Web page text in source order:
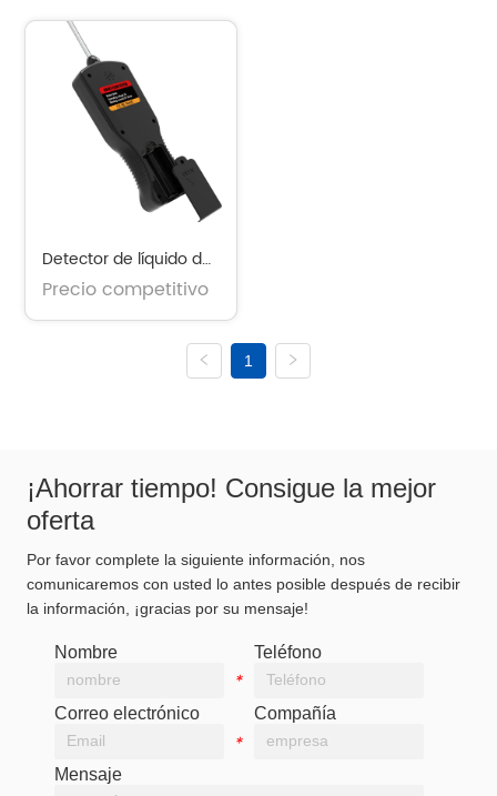
Detector de líquido de
frenos V066
Precio competitivo
1
¡Ahorrar tiempo! Consigue la mejor
oferta
Por favor complete la siguiente información, nos
comunicaremos con usted lo antes posible después de recibir
la información, ¡gracias por su mensaje!
Nombre
*
Teléfono
Correo electrónico
*
Compañía
Mensaje